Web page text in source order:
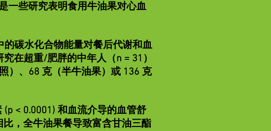
一些研究表明食用牛油果对心血
碳水化合物能量对餐后代谢和血
在超重/肥胖的中年人（n = 31）
）、68 克（半牛油果）或 136 克
< 0.0001) 和血流介导的血管舒
，全牛油果餐导致富含甘油三酯